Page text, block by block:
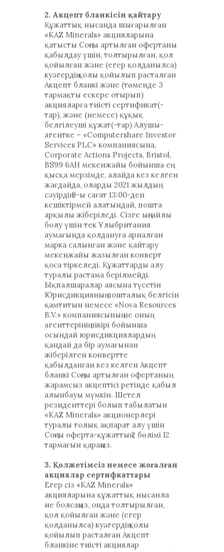
2. Акцепт бланкісін қайтару
Құжаттық нысанда шығарылған
«KAZ Minerals» акцияларына
қатысты Соңғы артылған офертаны
қабылдау үшін, толтырылған, қол
қойылған және (егер қолданылса)
куәгердің қолы қойылып расталған
Акцепт бланкі және (төменде 3
тармақты ескере отырып)
акцияларға тиісті сертификат(-
тар), және (немесе) құқық
белгілеуші құжат(-тар) Алушы-
агентке – «Computershare Investor
Services PLC» компаниясына,
Corporate Actions Projects, Bristol,
BS99 6AH мекенжайы бойынша ең
қысқа мерзімде, алайда кез келген
жағдайда, оларды 2021 жылдың
сәуірдің 9-ы сағат 13:00-ден
кешіктірмей алатындай, пошта
арқылы жіберіледі. Сізге ыңғайлы
болу үшін тек Ұлыбритания
аумағында қолдануға арналған
марка салынған және қайтару
мекенжайы жазылған конверт
қоса тіркеледі. Құжаттарды алу
туралы растама берілмейді.
Ықпалшаралар аясына түсетін
Юрисдикцияның пошталық белгісін
қамтитын немесе «Nova Resources
B.V.» компаниясының не оның
агенттерінің пікірі бойынша
осындай юрисдикциялардың
қандай да бір аумағынан
жіберілген конвертте
қабылданған кез келген Акцепт
бланкі Соңғы артылған офертаның
жарамсыз акцептісі ретінде қабыл
алынбауы мүмкін. Шетел
резиденттері болып табылатын
«KAZ Minerals» акционерлері
туралы толық ақпарат алу үшін
Соңғы оферта-құжаттың 2 бөлімі 12
тармағын қараңыз.
3. Қолжетімсіз немесе жоғалған
акциялар сертифкаттары
Егер сіз «KAZ Minerals»
акцияларына құжаттық нысанла
ие болсаңыз, онда толтырылған,
қол қойылған және (егер
қолданылса) куәгердің қолы
қойылып расталған Акцепт
бланкіне тиісті акциялар